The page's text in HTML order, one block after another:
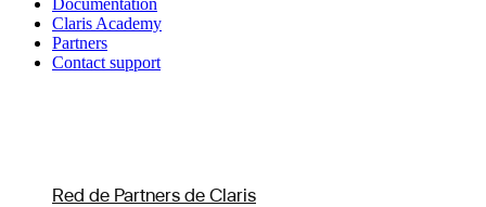
Documentation
Claris Academy
Partners
Contact support
Red de Partners de Claris